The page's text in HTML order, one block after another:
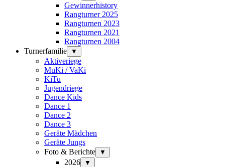
Gewinnerhistory
Rangturner 2025
Rangturnen 2023
Rangturnen 2021
Rangturnen 2004
Turnerfamilie
▼
Aktiveriege
MuKi / VaKi
KiTu
Jugendriege
Dance Kids
Dance 1
Dance 2
Dance 3
Geräte Mädchen
Geräte Jungs
Foto & Berichte
▼
2026 ▼